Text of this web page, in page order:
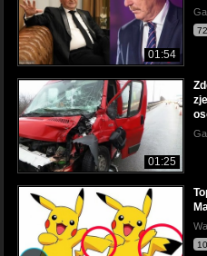
01:54
01:25